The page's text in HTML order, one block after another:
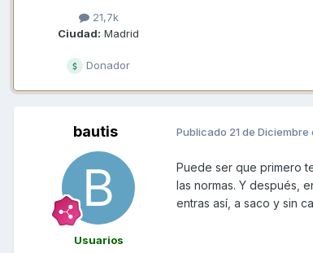
21,7k
Ciudad: Madrid
Donador
bautis
Usuarios
Publicado 21 de Diciembre
Puede ser que primero
las normas. Y después,
entras así, a saco y sin